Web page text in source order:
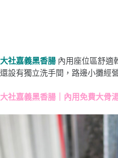
大社嘉義黑香腸 內用座位區舒適
還設有獨立洗手間，路邊小攤經
大社嘉義黑香腸｜內用免費大骨